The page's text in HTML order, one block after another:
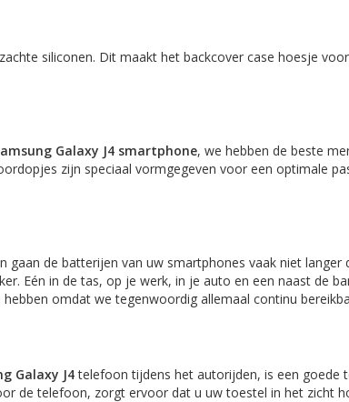
siliconen. Dit maakt het backcover case hoesje voor
Galaxy J4 smartphone, we hebben de beste
zijn speciaal vormgegeven voor een optimale
gaan de batterijen van uw smartphones vaak niet langer
Eén in de tas, op je werk, in je auto en een naast de
omdat we tegenwoordig allemaal continu
Galaxy J4telefoon tijdens het autorijden, is een goede
de telefoon, zorgt ervoor dat u uw toestel in het zicht